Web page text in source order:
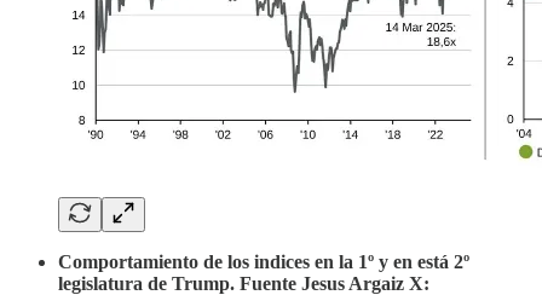
Comportamiento de los indices en la 1º y en está 2º
legislatura de Trump. Fuente Jesus Argaiz X: